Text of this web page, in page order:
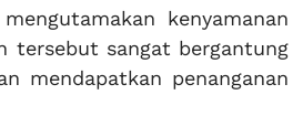
kenyamanan
tersebut sangat bergantung
mendapatkan penanganan